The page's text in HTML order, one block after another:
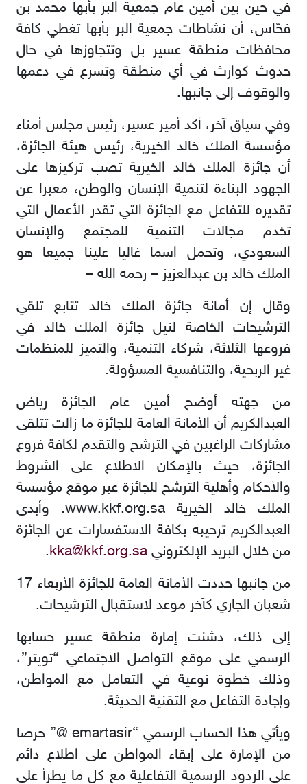
في حين بين أمين عام جمعية البر بأبها محمد بن
فحّاس، أن نشاطات جمعية البر بأبها تغطي كافة
محافظات منطقة عسير بل وتتجاوزها في حال
حدوث كوارث في أي منطقة وتسرع في دعمها
والوقوف إلى جانبها.
وفي سياق آخر، أكد أمير عسير، رئيس مجلس أمناء
مؤسسة الملك خالد الخيرية، رئيس هيئة الجائزة،
أن جائزة الملك خالد الخيرية تصب تركيزها على
الجهود البناءة لتنمية الإنسان والوطن، معبرا عن
تقديره للتفاعل مع الجائزة التي تقدر الأعمال التي
تخدم مجالات التنمية للمجتمع والإنسان
السعودي، وتحمل اسما غاليا علينا جميعا هو
الملك خالد بن عبدالعزيز – رحمه الله –
وقال إن أمانة جائزة الملك خالد تتابع تلقي
الترشيحات الخاصة لنيل جائزة الملك خالد في
فروعها الثلاثة، شركاء التنمية، والتميز للمنظمات
غير الربحية، والتنافسية المسؤولة.
من جهته أوضح أمين عام الجائزة رياض
العبدالكريم أن الأمانة العامة للجائزة ما زالت تتلقى
مشاركات الراغبين في الترشح والتقدم لكافة فروع
الجائزة، حيث بالإمكان الاطلاع على الشروط
والأحكام وأهلية الترشح للجائزة عبر موقع مؤسسة
الملك خالد الخيرية www.kkf.org.sa. وأبدى
العبدالكريم ترحيبه بكافة الاستفسارات عن الجائزة
من خلال البريد الإلكتروني kka@kkf.org.sa
.
من جانبها حددت الأمانة العامة للجائزة الأربعاء 17
شعبان الجاري كآخر موعد لاستقبال الترشيحات.
إلى ذلك، دشنت إمارة منطقة عسير حسابها
الرسمي على موقع التواصل الاجتماعي “تويتر”،
وذلك خطوة نوعية في التعامل مع المواطن،
وإجادة التفاعل مع التقنية الحديثة.
ويأتي هذا الحساب الرسمي “emartasir @” حرصا
من الإمارة على إبقاء المواطن على اطلاع دائم
على الردود الرسمية التفاعلية مع كل ما يطرأ على